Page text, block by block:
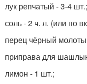
лук репчатый - 3-4 шт.;
соль - 2 ч. л. (или по
перец чёрный
приправа для
лимон - 1 шт.;